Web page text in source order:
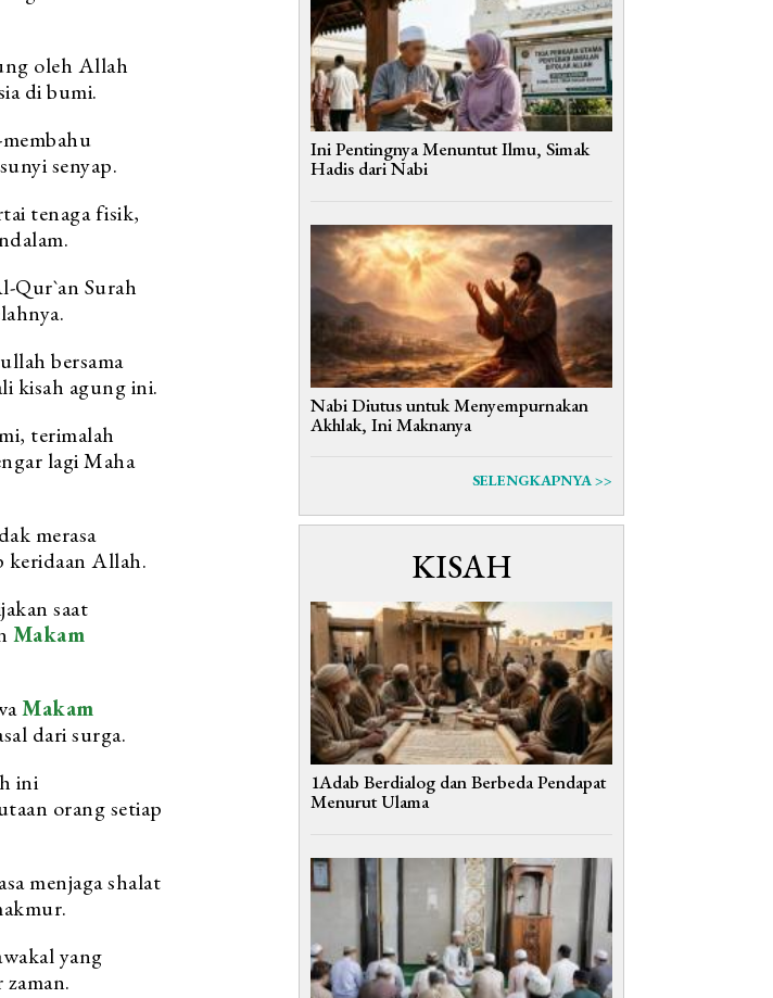
oleh Allah
di bumi.
senyap.
tenaga fisik,
Qur`an Surah
bersama
kisah agung ini.
terimalah
lagi Maha
merasa
keridaan Allah.
saat
Makam
Makam
dari surga.
ini
orang setiap
menjaga shalat
yang
Ini Pentingnya Menuntut Ilmu, Simak
Hadis dari Nabi
Nabi Diutus untuk Menyempurnakan
Akhlak, Ini Maknanya
SELENGKAPNYA >>
KISAH
1Adab Berdialog dan Berbeda Pendapat
Menurut Ulama